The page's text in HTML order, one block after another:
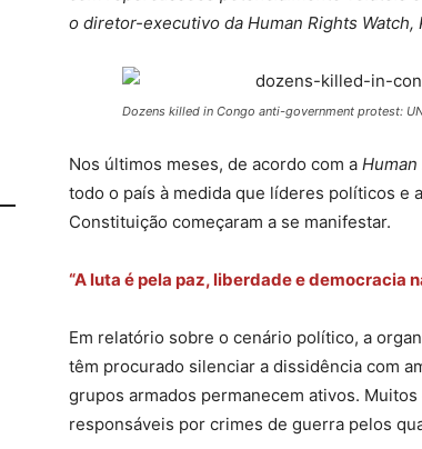
o diretor-executivo da Human Rights Watch,
Dozens killed in Congo anti-government protest:
Nos últimos meses, de acordo com a Human
todo o país à medida que líderes políticos e
Constituição começaram a se manifestar.
“A luta é pela paz, liberdade e democracia
Em relatório sobre o cenário político, a
têm procurado silenciar a dissidência com
grupos armados permanecem ativos.
responsáveis por crimes de guerra pelos